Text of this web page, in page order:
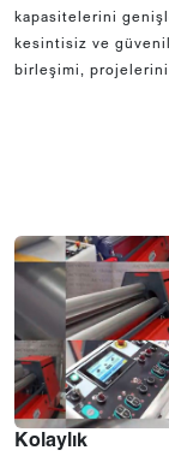
kapasitelerini
kesintisiz ve
birleşimi, projelerini
Kolaylık